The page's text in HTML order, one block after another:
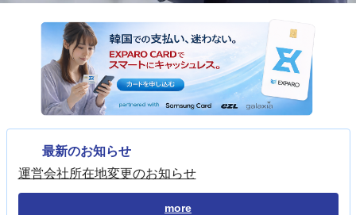
最新のお知らせ
運営会社所在地変更のお知らせ
more